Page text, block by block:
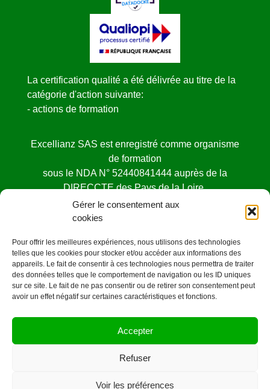
Gérer le consentement aux
cookies
Pour offrir les meilleures expériences, nous utilisons des technologies
telles que les cookies pour stocker et/ou accéder aux informations des
appareils. Le fait de consentir à ces technologies nous permettra de traiter
des données telles que le comportement de navigation ou les ID uniques
sur ce site. Le fait de ne pas consentir ou de retirer son consentement peut
avoir un effet négatif sur certaines caractéristiques et fonctions.
Accepter
Refuser
Voir les préférences
La certification qualité a été délivrée au titre de la
catégorie d'action suivante:
- actions de formation
Excellianz SAS est enregistré comme organisme
de formation
sous le NDA N° 52440841444 auprès de la
DIRECCTE des Pays de la Loire.
Cet enregistrement ne vaut pas agrément de l’état
Mentions légales
©OrangeCarre.fr -2020
CONTACT
44000 Nantes